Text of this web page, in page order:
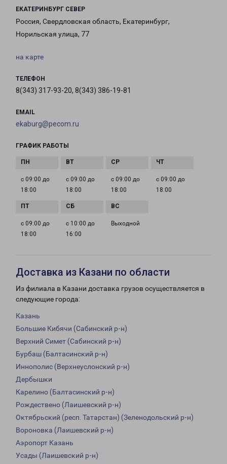
ЕКАТЕРИНБУРГ СЕВЕР
Россия, Свердловская область, Екатеринбург,
Норильская улица, 77
на карте
ТЕЛЕФОН
8(343) 317-93-20, 8(343) 386-19-81
EMAIL
ekaburg@pecom.ru
ГРАФИК РАБОТЫ
с 09:00 до
18:00
с 09:00 до
18:00
с 09:00 до
18:00
с 09:00 до
18:00
с 09:00 до
18:00
с 10:00 до
16:00
Выходной
Доставка из Казани по области
Из филиала в Казани доставка грузов осуществляется в
следующие города:
Казань
Большие Кибячи (Сабинский р-н)
Верхний Симет (Сабинский р-н)
Бурбаш (Балтасинский р-н)
Иннополис (Верхнеуслонский р-н)
Дербышки
Карелино (Балтасинский р-н)
Рождествено (Лаишевский р-н)
Октябрьский (респ. Татарстан) (Зеленодольский р-н)
Вороновка (Лаишевский р-н)
Аэропорт Казань
Усады (Лаишевский р-н)